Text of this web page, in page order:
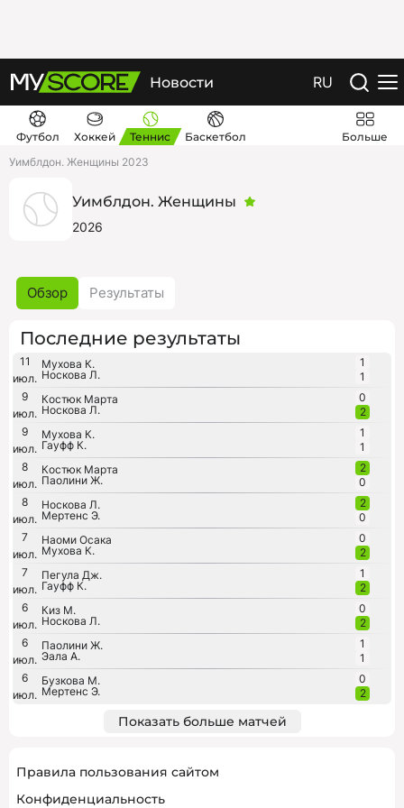
Новости RU
Футбол Хоккей Теннис Баскетбол
Больше
Уимблдон. Женщины 2023
Уимблдон. Женщины
2026
Обзор Результаты
Последние результаты
11
июл.
Мухова К.
Носкова Л.
1
1
9
июл.
Костюк Марта
Носкова Л.
0
2
9
июл.
Мухова К.
Гауфф К.
1
1
8
июл.
Костюк Марта
Паолини Ж.
2
0
8
июл.
Носкова Л.
Мертенс Э.
2
0
7
июл.
Наоми Осака
Мухова К.
0
2
7
июл.
Пегула Дж.
Гауфф К.
1
2
6
июл.
Киз М.
Носкова Л.
0
2
6
июл.
Паолини Ж.
Эала А.
1
1
6
июл.
Бузкова М.
Мертенс Э.
0
2
Показать больше матчей
Правила пользования сайтом
Конфиденциальность